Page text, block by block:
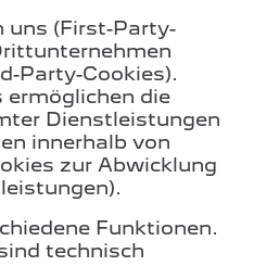
uns (First-Party-
Party-Cookies).
ermöglichen die
Dienstleistungen
innerhalb von
zur Abwicklung
Funktionen.
technisch